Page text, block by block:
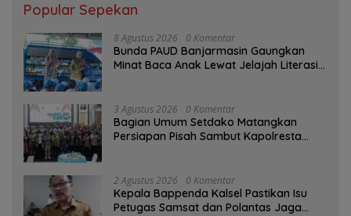
Popular Sepekan
8 Agustus 2026 0 Komentar
Bunda PAUD Banjarmasin Gaungkan
Minat Baca Anak Lewat Jelajah Literasi
3 Agustus 2026 0 Komentar
Bagian Umum Setdako Matangkan
Persiapan Pisah Sambut Kapolresta
2 Agustus 2026 0 Komentar
Kepala Bappenda Kalsel Pastikan Isu
Petugas Samsat dan Polantas Jaga